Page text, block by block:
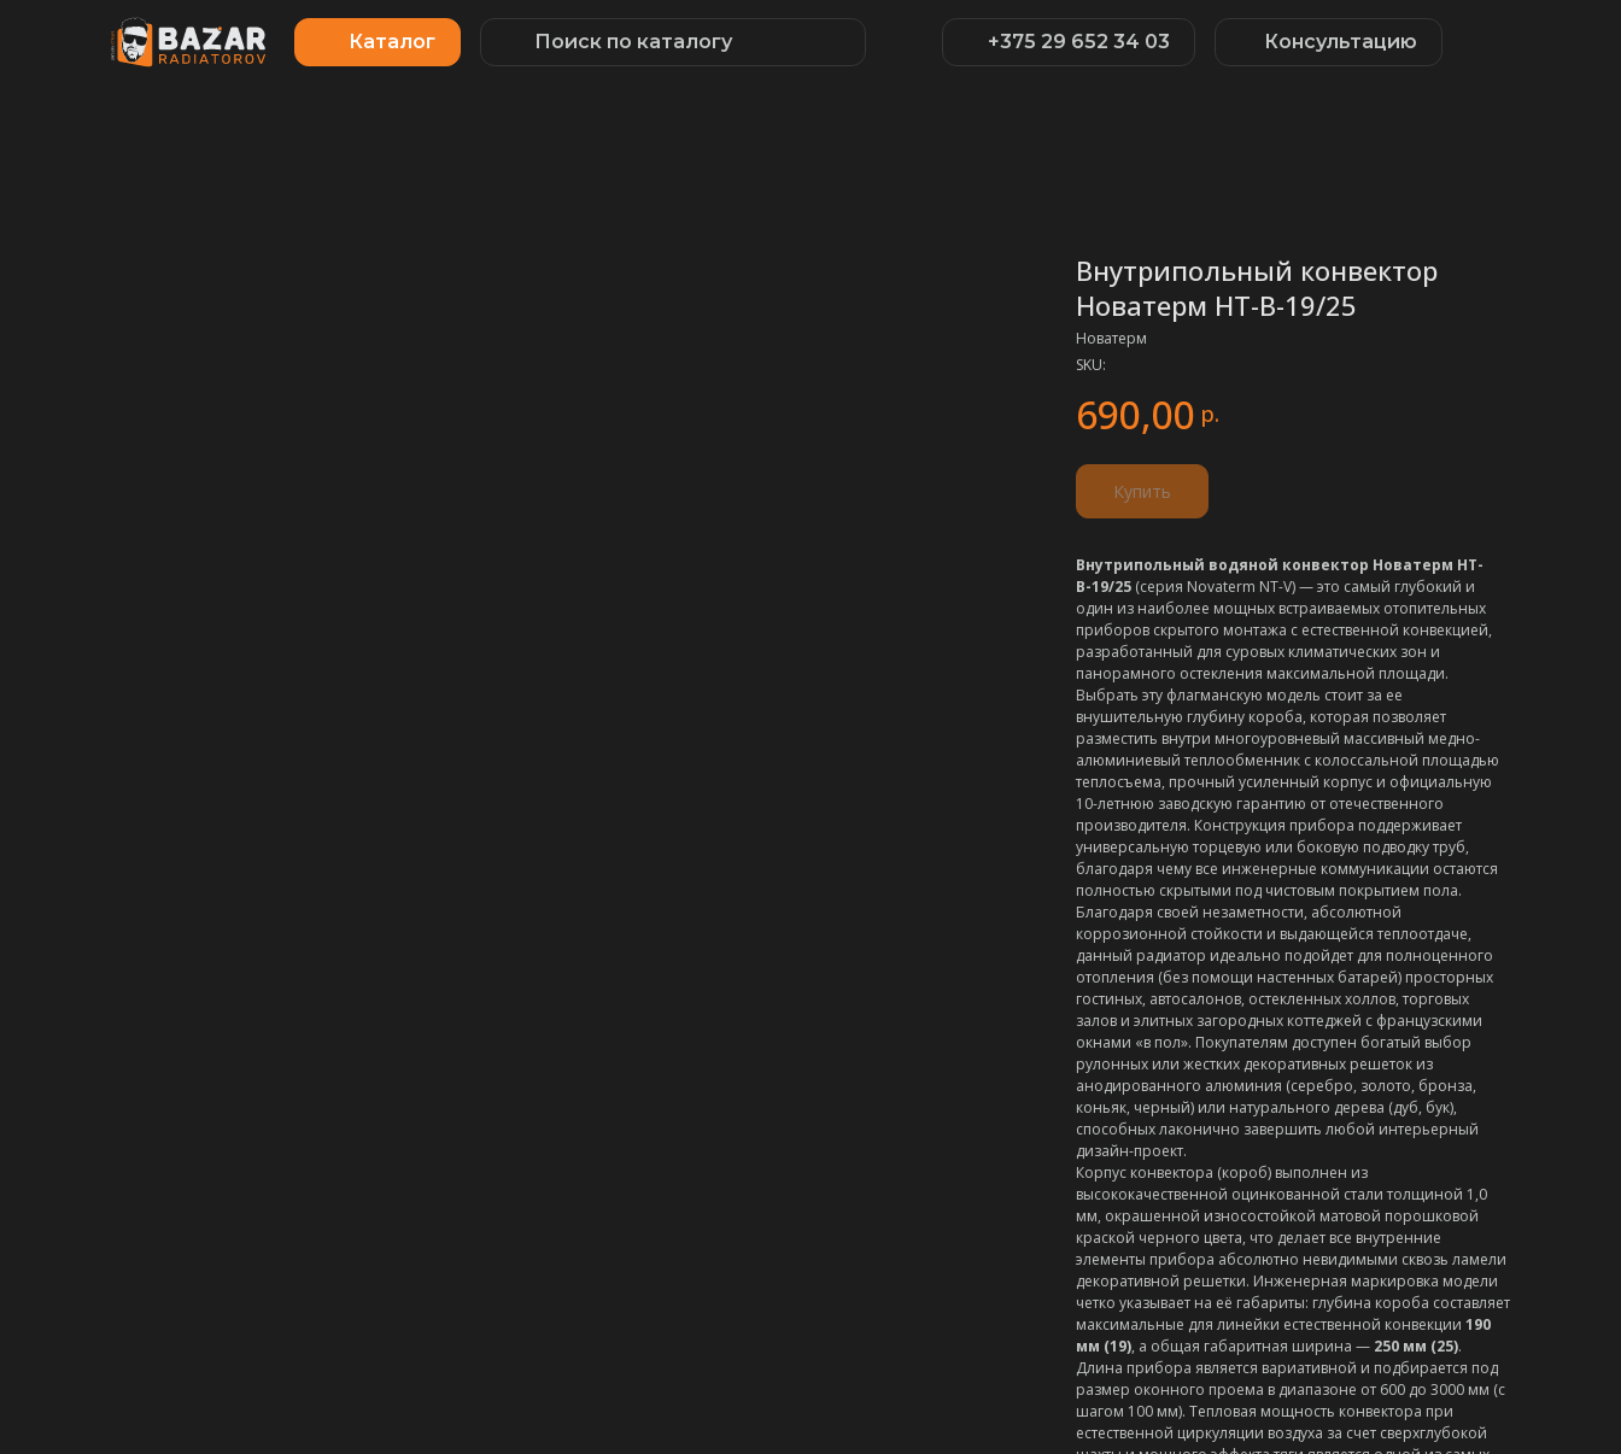
Консультацию
+375 29 652 34 03
Каталог Поиск по каталогу
Внутрипольный конвектор
Новатерм НТ-В-19/25
Новатерм
SKU:
690,00 р.
Купить
Внутрипольный водяной конвектор Новатерм НТ-
В-19/25 (серия Novaterm NT-V) — это самый глубокий и
один из наиболее мощных встраиваемых отопительных
приборов скрытого монтажа с естественной конвекцией,
разработанный для суровых климатических зон и
панорамного остекления максимальной площади.
Выбрать эту флагманскую модель стоит за ее
внушительную глубину короба, которая позволяет
разместить внутри многоуровневый массивный медно-
алюминиевый теплообменник с колоссальной площадью
теплосъема, прочный усиленный корпус и официальную
10-летнюю заводскую гарантию от отечественного
производителя. Конструкция прибора поддерживает
универсальную торцевую или боковую подводку труб,
благодаря чему все инженерные коммуникации остаются
полностью скрытыми под чистовым покрытием пола.
Благодаря своей незаметности, абсолютной
коррозионной стойкости и выдающейся теплоотдаче,
данный радиатор идеально подойдет для полноценного
отопления (без помощи настенных батарей) просторных
гостиных, автосалонов, остекленных холлов, торговых
залов и элитных загородных коттеджей с французскими
окнами «в пол». Покупателям доступен богатый выбор
рулонных или жестких декоративных решеток из
анодированного алюминия (серебро, золото, бронза,
коньяк, черный) или натурального дерева (дуб, бук),
способных лаконично завершить любой интерьерный
дизайн-проект.
Корпус конвектора (короб) выполнен из
высококачественной оцинкованной стали толщиной 1,0
мм, окрашенной износостойкой матовой порошковой
краской черного цвета, что делает все внутренние
элементы прибора абсолютно невидимыми сквозь ламели
декоративной решетки. Инженерная маркировка модели
четко указывает на её габариты: глубина короба составляет
максимальные для линейки естественной конвекции 190
мм (19), а общая габаритная ширина — 250 мм (25).
Длина прибора является вариативной и подбирается под
размер оконного проема в диапазоне от 600 до 3000 мм (с
шагом 100 мм). Тепловая мощность конвектора при
естественной циркуляции воздуха за счет сверхглубокой